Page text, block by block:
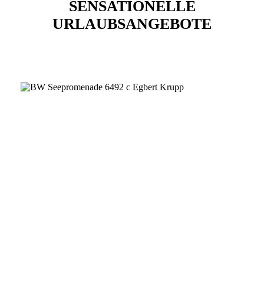
SENSATIONELLE
URLAUBSANGEBOTE